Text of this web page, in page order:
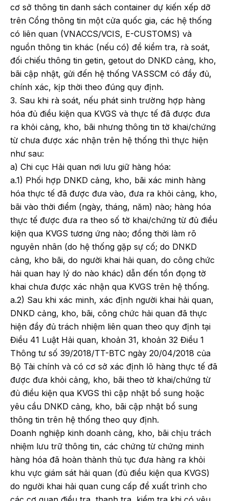
cơ sở thông tin danh sách container dự kiến xếp dỡ
trên Cổng thông tin một cửa quốc gia, các hệ thống
có liên quan (VNACCS/VCIS, E-CUSTOMS) và
nguồn thông tin khác (nếu có) để kiểm tra, rà soát,
đối chiếu thông tin getin, getout do DNKD cảng, kho,
bãi cập nhật, gửi đến hệ thống VASSCM có đầy đủ,
chính xác, kịp thời theo đúng quy định.
3. Sau khi rà soát, nếu phát sinh trường hợp hàng
hóa đủ điều kiện qua KVGS và thực tế đã được đưa
ra khỏi cảng, kho, bãi nhưng thông tin tờ khai/chứng
từ chưa được xác nhận trên hệ thống thì thực hiện
như sau:
a) Chi cục Hải quan nơi lưu giữ hàng hóa:
a.1) Phối hợp DNKD cảng, kho, bãi xác minh hàng
hóa thực tế đã được đưa vào, đưa ra khỏi cảng, kho,
bãi vào thời điểm (ngày, tháng, năm) nào; hàng hóa
thực tế được đưa ra theo số tờ khai/chứng từ đủ điều
kiện qua KVGS tương ứng nào; đồng thời làm rõ
nguyên nhân (do hệ thống gặp sự cố; do DNKD
cảng, kho bãi, do người khai hải quan, do công chức
hải quan hay lý do nào khác) dẫn đến tồn đọng tờ
khai chưa được xác nhận qua KVGS trên hệ thống.
a.2) Sau khi xác minh, xác định người khai hải quan,
DNKD cảng, kho, bãi, công chức hải quan đã thực
hiện đầy đủ trách nhiệm liên quan theo quy định tại
Điều 41 Luật Hải quan, khoản 31, khoản 32 Điều 1
Thông tư số 39/2018/TT-BTC ngày 20/04/2018 của
Bộ Tài chính và có cơ sở xác định lô hàng thực tế đã
được đưa khỏi cảng, kho, bãi theo tờ khai/chứng từ
đủ điều kiện qua KVGS thì cập nhật bổ sung hoặc
yêu cầu DNKD cảng, kho, bãi cập nhật bổ sung
thông tin trên hệ thống theo quy định.
Doanh nghiệp kinh doanh cảng, kho, bãi chịu trách
nhiệm lưu trữ thông tin, các chứng từ chứng minh
hàng hóa đã hoàn thành thủ tục đưa hàng ra khỏi
khu vực giám sát hải quan (đủ điều kiện qua KVGS)
do người khai hải quan cung cấp để xuất trình cho